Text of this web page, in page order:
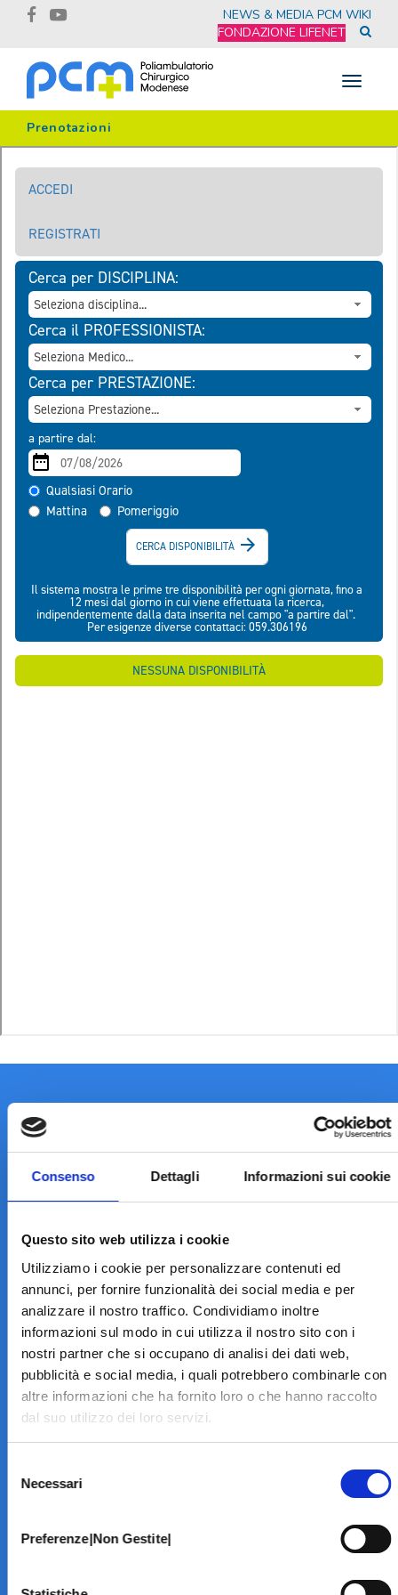
Consenso Dettagli Informazioni sui cookie
Questo sito web utilizza i cookie
Utilizziamo i cookie per personalizzare contenuti ed
annunci, per fornire funzionalità dei social media e per
analizzare il nostro traffico. Condividiamo inoltre
informazioni sul modo in cui utilizza il nostro sito con i
nostri partner che si occupano di analisi dei dati web,
pubblicità e social media, i quali potrebbero combinarle con
altre informazioni che ha fornito loro o che hanno raccolto
dal suo utilizzo dei loro servizi.
delNecessari
Preferenze|Non Gestite|
NEWS & MEDIA PCM WIKI
FONDAZIONE LIFENET
Toggle
Prenotazioni
LA STRUTTURA
Informazioni
Contatti
Specialità
Home Page
PRENOTA ON LINE
INFORMATIVE
Home Page
Modello 231
Amministrazione Trasparente